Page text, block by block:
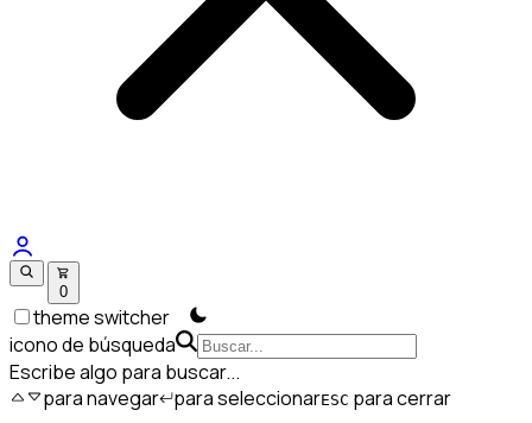
0
theme switcher
icono de búsqueda
Escribe algo para buscar...
para navegar para seleccionarESC para cerrar